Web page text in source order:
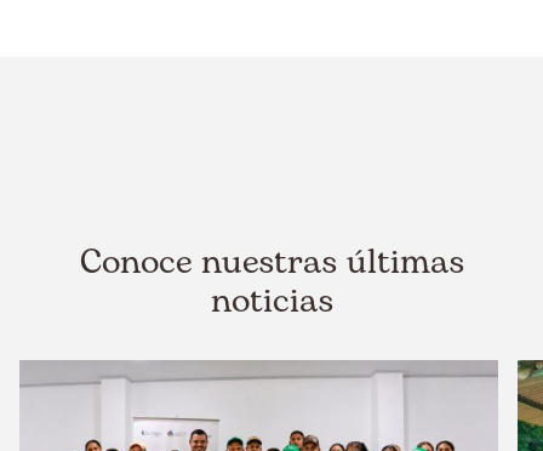
Conoce nuestras últimas
noticias